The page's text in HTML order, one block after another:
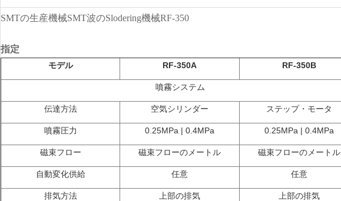
SMTの生産機械SMT波のSlodering機械RF-350
指定
モデル RF-350A RF-350B
噴霧システム
伝達方法 空気シリンダー ステップ・モータ
噴霧圧力 0.25MPa | 0.4MPa 0.25MPa | 0.4MPa
磁束フロー 磁束フローのメートル 磁束フローのメートル
自動変化供給 任意 任意
排気方法 上部の排気 上部の排気